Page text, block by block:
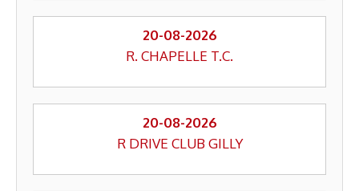
20-08-2026
R. CHAPELLE T.C.
20-08-2026
R DRIVE CLUB GILLY